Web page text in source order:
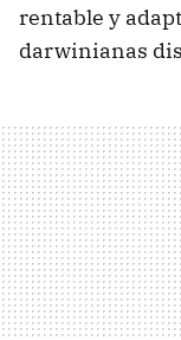
rentable y
darwinianas